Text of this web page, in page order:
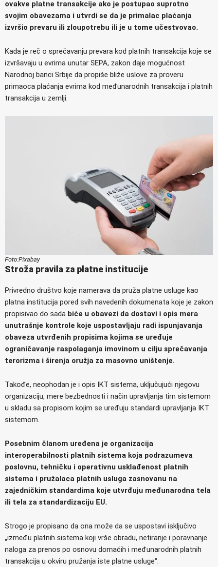
ovakve platne transakcije ako je postupao suprotno
svojim obavezama i utvrdi se da je primalac plaćanja
izvršio prevaru ili zloupotrebu ili je u tome učestvovao.
Kada je reč o sprečavanju prevara kod platnih transakcija koje se
izvršavaju u evrima unutar SEPA, zakon daje mogućnost
Narodnoj banci Srbije da propiše bliže uslove za proveru
primaoca plaćanja evrima kod međunarodnih transakcija i platnih
transakcija u zemlji.
Foto:Pixabay
Stroža pravila za platne institucije
Privredno društvo koje namerava da pruža platne usluge kao
platna institucija pored svih navedenih dokumenata koje je zakon
propisivao do sada biće u obavezi da dostavi i opis mera
unutrašnje kontrole koje uspostavljaju radi ispunjavanja
obaveza utvrđenih propisima kojima se uređuje
ograničavanje raspolaganja imovinom u cilju sprečavanja
terorizma i širenja oružja za masovno uništenje.
Takođe, neophodan je i opis IKT sistema, uključujući njegovu
organizaciju, mere bezbednosti i način upravljanja tim sistemom
u skladu sa propisom kojim se uređuju standardi upravljanja IKT
sistemom.
Posebnim članom uređena je organizacija
interoperabilnosti platnih sistema koja podrazumeva
poslovnu, tehničku i operativnu usklađenost platnih
sistema i pružalaca platnih usluga zasnovanu na
zajedničkim standardima koje utvrđuju međunarodna tela
ili tela za standardizaciju EU.
Strogo je propisano da ona može da se uspostavi isključivo
„između platnih sistema koji vrše obradu, netiranje i poravnanje
naloga za prenos po osnovu domaćih i međunarodnih platnih
transakcija u okviru pružanja iste platne usluge“.